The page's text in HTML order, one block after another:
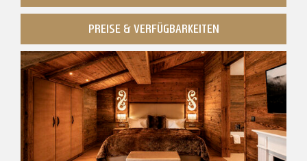
PREISE & VERFÜGBARKEITEN
Storchennest Plus